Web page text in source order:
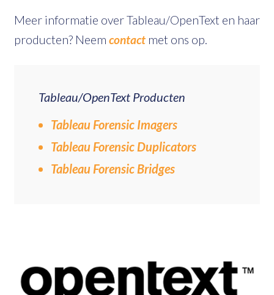
Meer informatie over Tableau/OpenText en haar
producten? Neem contact met ons op.
Tableau/OpenText Producten
Tableau Forensic Imagers
Tableau Forensic Duplicators
Tableau Forensic Bridges